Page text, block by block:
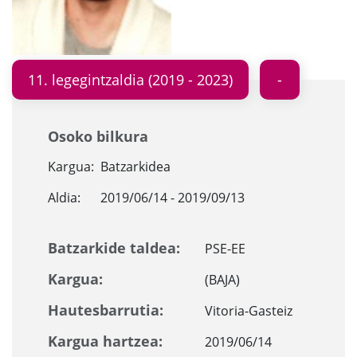
11. legegintzaldia (2019 - 2023)
Osoko bilkura
Kargua: Batzarkidea
Aldia:
2019/06/14 - 2019/09/13
Batzarkide taldea: PSE-EE
Kargua: (BAJA)
Hautesbarrutia: Vitoria-Gasteiz
Kargua hartzea: 2019/06/14